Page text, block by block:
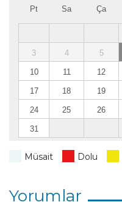
Pt Sa Ça
3 4 5
10 11 12
17 18 19
24 25 26
31
Müsait Dolu
Yorumlar